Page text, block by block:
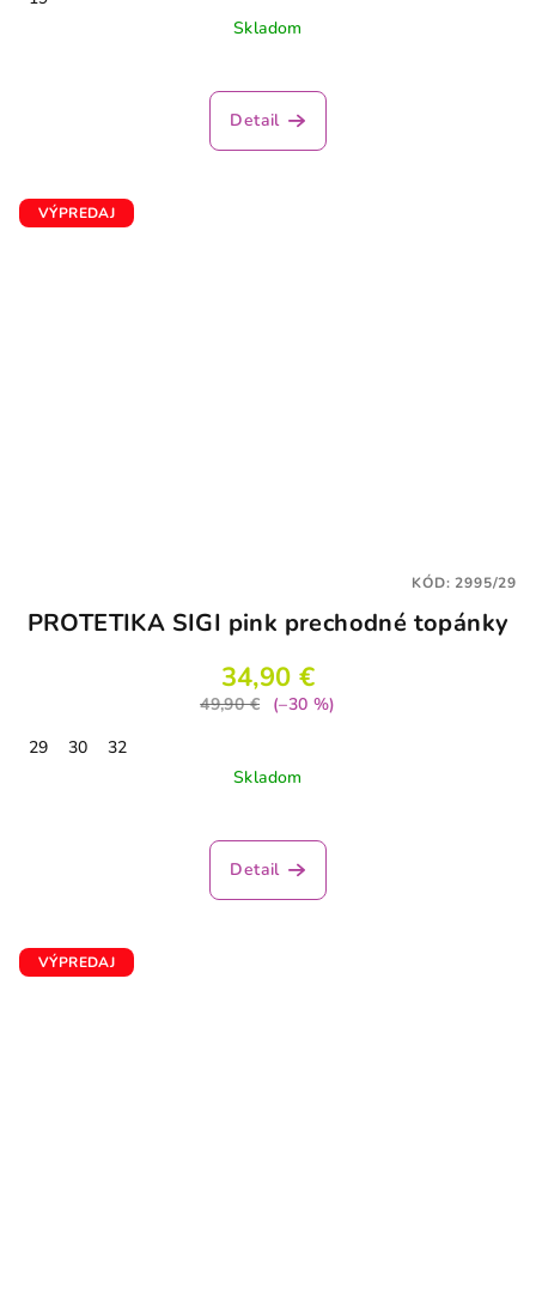
Skladom
Detail
VÝPREDAJ
PROTETIKA SIGI pink prechodné topánky
34,90 €
49,90 €
(–30 %)
29
30
32
Skladom
Detail
KÓD:2995/29
VÝPREDAJ